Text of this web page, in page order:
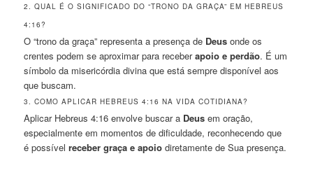
2. QUAL É O SIGNIFICADO DO “TRONO DA GRAÇA” EM HEBREUS
4:16?
O “trono da graça” representa a presença de Deus onde os
crentes podem se aproximar para receberapoio e perdão. É um
símbolo da misericórdia divina que está sempre disponível aos
que buscam.
3. COMO APLICAR HEBREUS 4:16 NA VIDA COTIDIANA?
Aplicar Hebreus 4:16 envolve buscar a Deus em oração,
especialmente em momentos de dificuldade, reconhecendo que
é possívelreceber graça e apoio diretamente de Sua presença.